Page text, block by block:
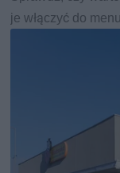
je włączyć do